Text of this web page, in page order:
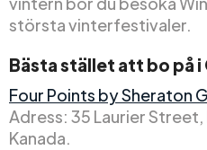
största vinterfestivaler.
Bästa stället att bo på i
Four Points by Sheraton
Adress: 35 Laurier Street,
Kanada.